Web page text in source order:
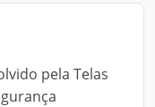
pela Telas